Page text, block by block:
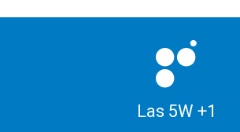
Las 5W +1